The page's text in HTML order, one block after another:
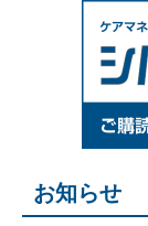
お知らせ